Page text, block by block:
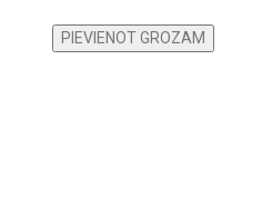
PIEVIENOT GROZAM